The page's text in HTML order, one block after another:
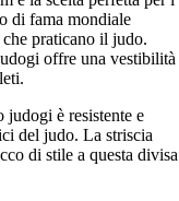
di fama mondiale
praticano il judo.
offre una vestibilità
judogi è resistente e
del judo. La striscia
di stile a questa divisa